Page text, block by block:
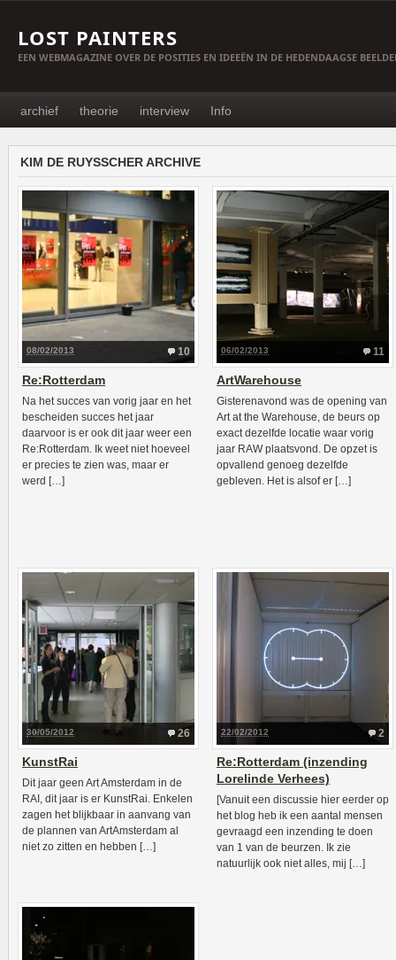
LOST PAINTERS
EEN WEBMAGAZINE OVER DE POSITIES EN IDEEËN IN DE HEDENDAAGSE
archief theorie interview Info
KIM DE RUYSSCHER ARCHIVE
10
08/02/2013
Re:Rotterdam
Na het succes van vorig jaar en het
bescheiden succes het jaar
daarvoor is er ook dit jaar weer een
Re:Rotterdam. Ik weet niet hoeveel
er precies te zien was, maar er
werd […]
11
06/02/2013
ArtWarehouse
Gisterenavond was de opening van
Art at the Warehouse, de beurs op
exact dezelfde locatie waar vorig
jaar RAW plaatsvond. De opzet is
opvallend genoeg dezelfde
gebleven. Het is alsof er […]
26
30/05/2012
KunstRai
Dit jaar geen Art Amsterdam in de
RAI, dit jaar is er KunstRai. Enkelen
zagen het blijkbaar in aanvang van
de plannen van ArtAmsterdam al
niet zo zitten en hebben […]
2
22/02/2012
Re:Rotterdam (inzending
Lorelinde Verhees)
[Vanuit een discussie hier eerder op
het blog heb ik een aantal mensen
gevraagd een inzending te doen
van 1 van de beurzen. Ik zie
natuurlijk ook niet alles, mij […]